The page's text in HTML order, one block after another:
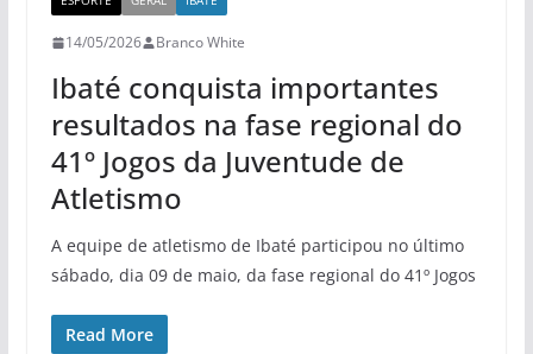
14/05/2026 Branco White
Ibaté conquista importantes
resultados na fase regional do
41º Jogos da Juventude de
Atletismo
A equipe de atletismo de Ibaté participou no último
sábado, dia 09 de maio, da fase regional do 41º Jogos
Read More